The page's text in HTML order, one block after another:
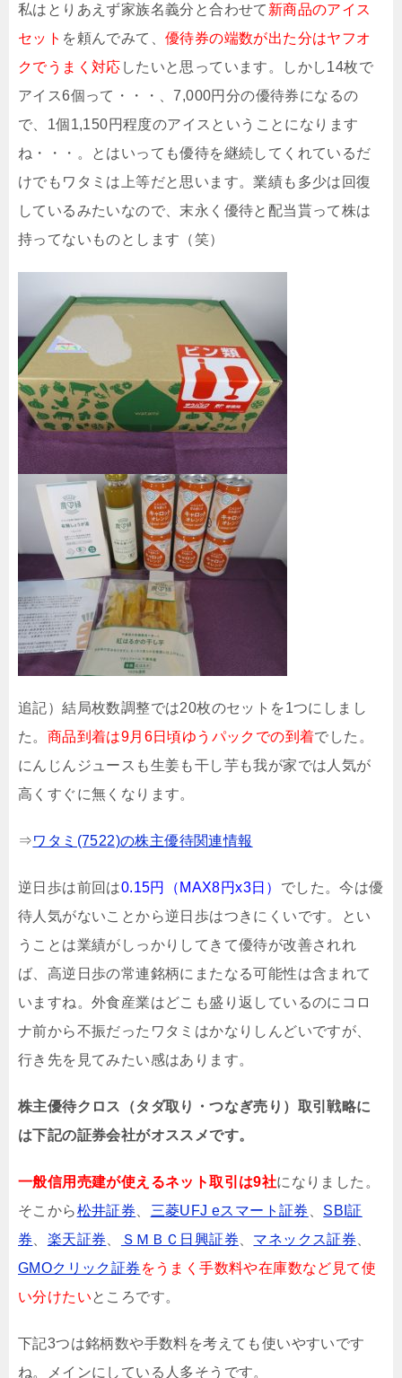
私はとりあえず家族名義分と合わせて 新商品のアイス
セット を頼んでみて、優待券の端数が出た分はヤフオ
クでうまく対応 したいと思っています。しかし14枚で
アイス6個って・・・、7,000円分の優待券になるの
で、1個1,150円程度のアイスということになります
ね・・・。とはいっても優待を継続してくれているだ
けでもワタミは上等だと思います。業績も多少は回復
しているみたいなので、末永く優待と配当貰って株は
持ってないものとします（笑）
追記）結局枚数調整では20枚のセットを1つにしまし
た。 商品到着は9月6日頃ゆうパックでの到着でした。
にんじんジュースも生姜も干し芋も我が家では人気が
高くすぐに無くなります。
⇒ワタミ(7522)の株主優待関連情報
逆日歩は前回は0.15円（MAX8円x3日） でした 。今は優
待人気がないことから逆日歩はつきにくいです。とい
うことは業績がしっかりしてきて優待が改善されれ
ば、高逆日歩の常連銘柄にまたなる可能性は含まれて
いますね。外食産業はどこも盛り返しているのにコロ
ナ前から不振だったワタミはかなりしんどいですが、
行き先を見てみたい感はあります。
株主優待クロス（タダ取り・つなぎ売り）取引戦略に
は下記の証券会社がオススメです。
一般信用売建が使えるネット取引は9社になりました。
そこから松井証券 三菱UFJ eスマート証券
SBI証
券
楽天証券 ＳＭＢＣ日興証券 マネックス証券
GMOクリック証券 をうまく手数料や在庫数など見て使
い分けたいところです。
下記3つは銘柄数や手数料を考えても使いやすいです
ね。メインにしている人多そうです。